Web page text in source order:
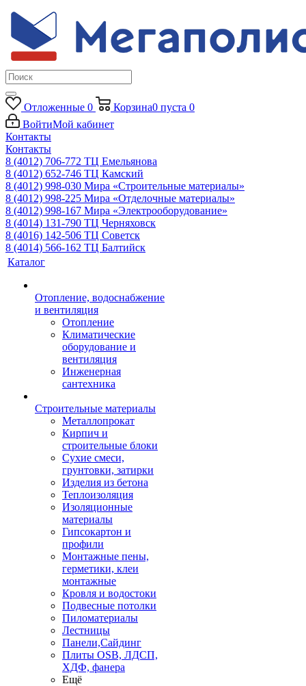
Отложенные 0 Корзина0 пуста 0
ВойтиМой кабинет
Контакты
Контакты
8 (4012) 706-772 ТЦ Емельянова
8 (4012) 652-746 ТЦ Камский
8 (4012) 998-030 Мира «Строительные материалы»
8 (4012) 998-225 Мира «Отделочные материалы»
8 (4012) 998-167 Мира «Электрооборудование»
8 (4014) 131-790 ТЦ Черняховск
8 (4016) 142-506 ТЦ Советск
8 (4014) 566-162 ТЦ Балтийск
Каталог
Отопление, водоснабжение
и вентиляция
Отопление
Климатические
оборудование и
вентиляция
Инженерная
сантехника
Строительные материалы
Металлопрокат
Кирпич и
строительные блоки
Сухие смеси,
грунтовки, затирки
Изделия из бетона
Теплоизоляция
Изоляционные
материалы
Гипсокартон и
профили
Монтажные пены,
герметики, клеи
монтажные
Кровля и водостоки
Подвесные потолки
Пиломатериалы
Лестницы
Панели,Сайдинг
Плиты OSB, ЛДСП,
ХДФ, фанера
Ещё